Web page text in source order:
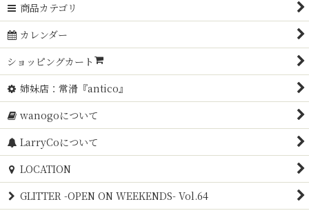
商品カテゴリ
カレンダー
ショッピングカート
姉妹店：常滑『antico』
wanogoについて
LarryCoについて
LOCATION
GLITTER -OPEN ON WEEKENDS- Vol.64